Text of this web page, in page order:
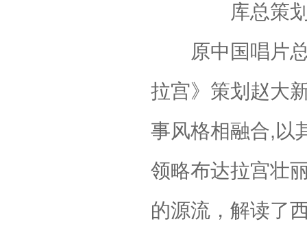
库总策
原中国唱片总
拉宫》策划赵大
事风格相融合,以
领略布达拉宫壮
的源流，解读了